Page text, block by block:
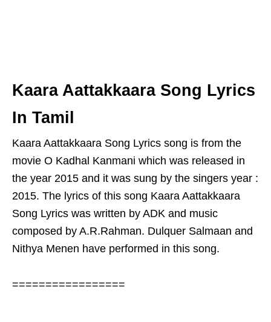
Kaara Aattakkaara Song Lyrics
In Tamil
Kaara Aattakkaara Song Lyrics song is from the
movie O Kadhal Kanmani which was released in
the year 2015 and it was sung by the singers year :
2015. The lyrics of this song Kaara Aattakkaara
Song Lyrics was written by ADK and music
composed by A.R.Rahman. Dulquer Salmaan and
Nithya Menen have performed in this song.
=================